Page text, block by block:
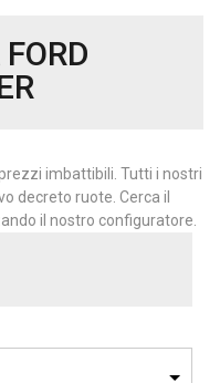
imbattibili. Tutti i nostri
decreto ruote. Cerca il
il nostro configuratore.